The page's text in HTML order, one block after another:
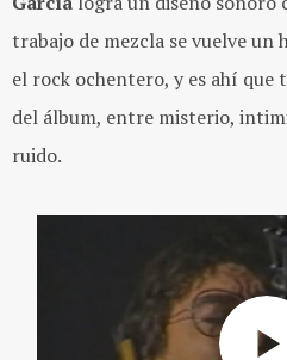
trabajo de mezcla se vuelve
el rock ochentero, y es ahí
del álbum, entre misterio,
ruido.